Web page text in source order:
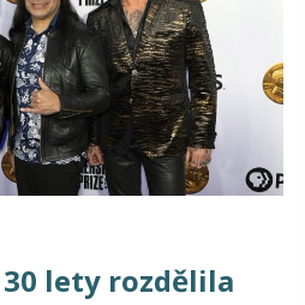
lety rozdělila